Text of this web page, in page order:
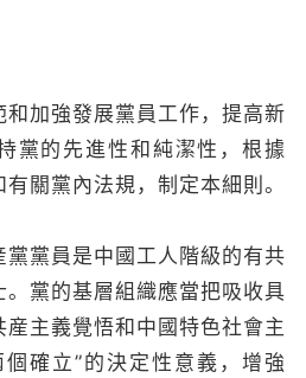
強發展黨員工作，提高新
黨的先進性和純潔性，根據
有關黨內法規，制定本細則。
員是中國工人階級的有共
黨的基層組織應當把吸收具
主義覺悟和中國特色社會主
確立”的決定性意義，增強